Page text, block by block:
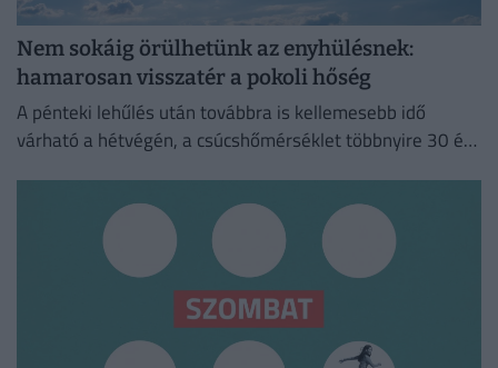
Nem sokáig örülhetünk az enyhülésnek:
hamarosan visszatér a pokoli hőség
A pénteki lehűlés után továbbra is kellemesebb idő
várható a hétvégén, a csúcshőmérséklet többnyire 30 és